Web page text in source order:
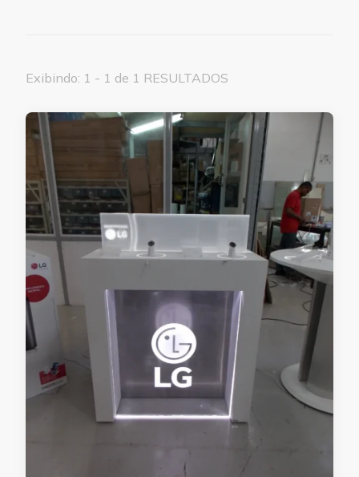
Exibindo: 1 - 1 de 1 RESULTADOS